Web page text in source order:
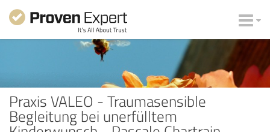
Praxis VALEO - Traumasensible
Begleitung bei unerfülltem